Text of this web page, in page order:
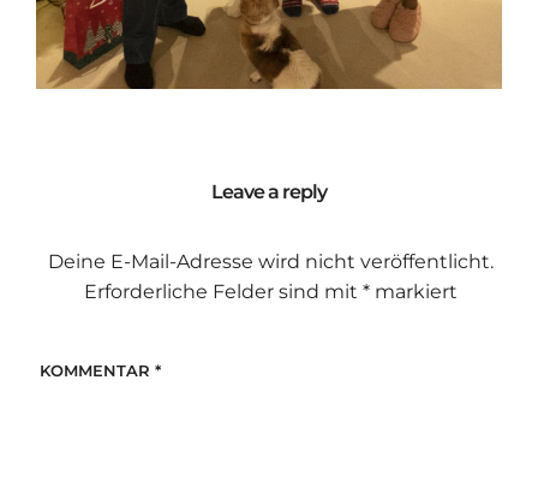
Leave a reply
Deine E-Mail-Adresse wird nicht veröffentlicht.
Erforderliche Felder sind mit *markiert
KOMMENTAR *